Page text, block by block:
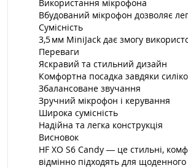
Використання мікрофона
Вбудований мікрофон дозволяє
Сумісність
3,5 мм MiniJack дає змогу
Переваги
Яскравий та стильний дизайн
Комфортна посадка завдяки
Збалансоване звучання
Зручний мікрофон і керування
Широка сумісність
Надійна та легка конструкція
Висновок
HF XO S6 Candy — це стильні,
відмінно підходять для